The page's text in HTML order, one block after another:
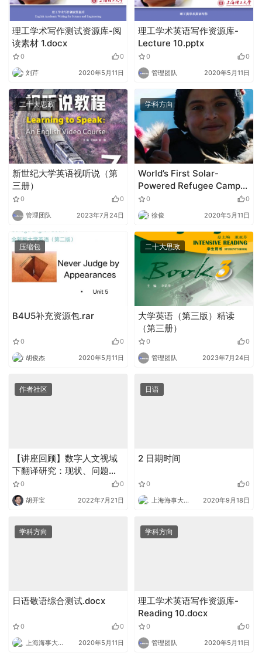
理工学术写作测试资源库-阅
读素材 1.docx
0 0
刘芹 2020年5月11日
理工学术英语写作资源库-
Lecture 10.pptx
0 0
管理团队 2020年5月11日
二十大思政
新世纪大学英语视听说（第
三册）
0 0
管理团队 2023年7月24日
学科方向
World’s First Solar-
Powered Refugee Camp
Opens in Jordan.mp3
0 0
徐俊 2020年5月11日
压缩包
B4U5补充资源包.rar
0 0
胡俊杰 2020年5月11日
二十大思政
大学英语（第三版）精读
（第三册）
0 0
管理团队 2023年7月24日
作者社区
【讲座回顾】数字人文视域
下翻译研究：现状、问题与
前景
0 0
胡开宝 2022年7月21日
日语
2 日期时间
0 0
上海海事大学外语 2020年9月18日
学科方向
日语敬语综合测试.docx
0 0
上海海事大学外语 2020年5月11日
学科方向
理工学术英语写作资源库-
Reading 10.docx
0 0
管理团队 2020年5月11日